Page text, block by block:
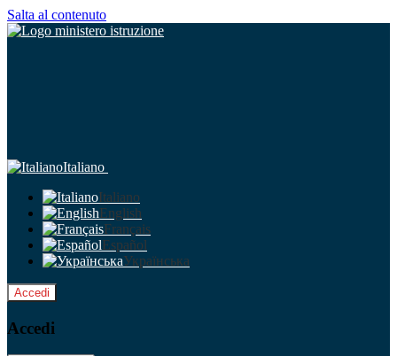
Salta al contenuto
Italiano
Italiano
English
Français
Español
Українська
Accedi
Accedi